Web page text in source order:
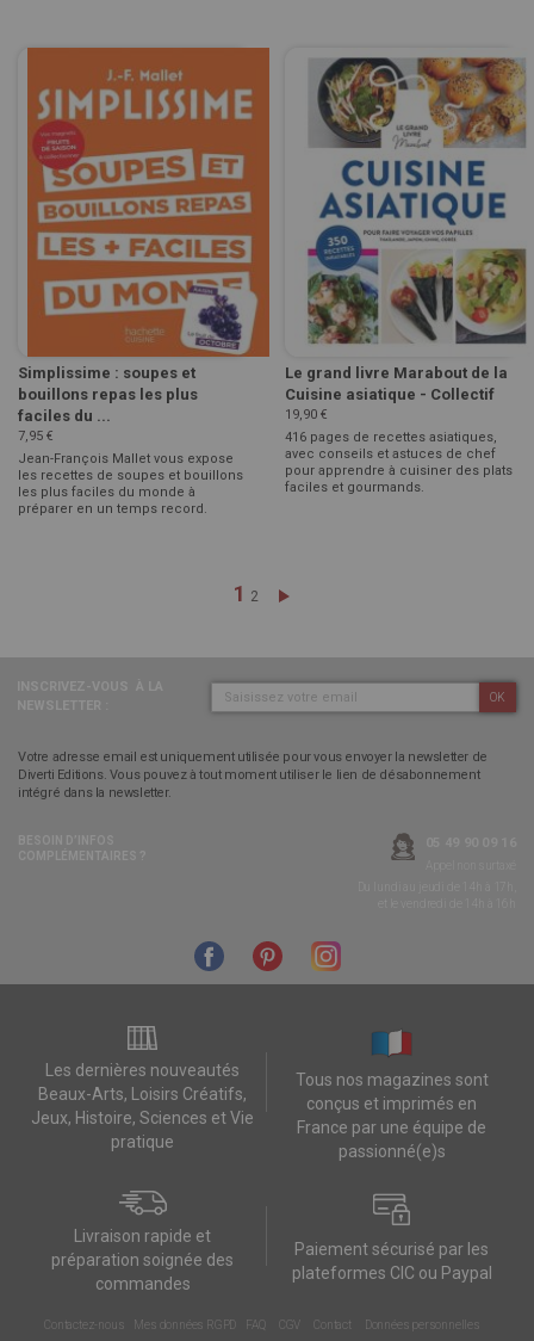
Simplissime : soupes et
bouillons repas les plus
faciles du ...
7,95 €
Jean-François Mallet vous expose
les recettes de soupes et bouillons
les plus faciles du monde à
préparer en un temps record.
Le grand livre Marabout de la
Cuisine asiatique - Collectif
19,90 €
416 pages de recettes asiatiques,
avec conseils et astuces de chef
pour apprendre à cuisiner des plats
faciles et gourmands.
Page
Vous lisez actuellement la
1 Page
2 Page
Suivant
OK
Votre adresse email est uniquement utilisée pour vous envoyer la newsletter de
Diverti Editions. Vous pouvez à tout moment utiliser le lien de désabonnement
intégré dans la newsletter.
Les dernières nouveautés
Beaux-Arts, Loisirs Créatifs,
Jeux, Histoire, Sciences et Vie
pratique
Tous nos magazines sont
conçus et imprimés en
France par une équipe de
passionné(e)s
Livraison rapide et
préparation soignée des
commandes
Paiement sécurisé par les
plateformes CIC ou Paypal
Contactez-nous Mes données RGPD FAQ CGV Contact Données personnelles